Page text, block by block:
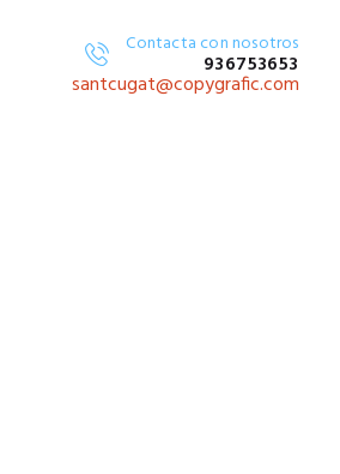
Contacta con nosotros
936753653
santcugat@copygrafic.com